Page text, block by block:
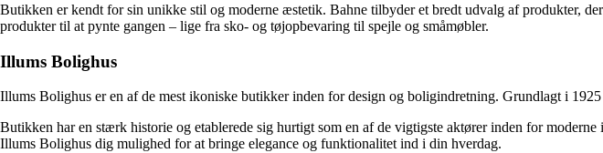
Butikken er kendt for sin unikke stil og moderne æstetik. Bahne tilbyder et bredt udvalg af produkter,
produkter til at pynte gangen – lige fra sko- og tøjopbevaring til spejle og småmøbler.
Illums Bolighus
Illums Bolighus er en af de mest ikoniske butikker inden for design og boligindretning. Grundlagt i
Butikken har en stærk historie og etablerede sig hurtigt som en af ​​de vigtigste aktører inden for
Illums Bolighus dig mulighed for at bringe elegance og funktionalitet ind i din hverdag.